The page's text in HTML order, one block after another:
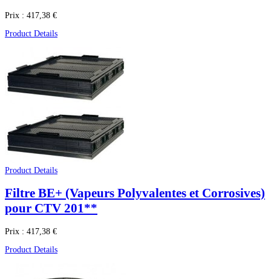
Prix : 417,38 €
Product Details
Product Details
Filtre BE+ (Vapeurs Polyvalentes et Corrosives)
pour CTV 201**
Prix : 417,38 €
Product Details